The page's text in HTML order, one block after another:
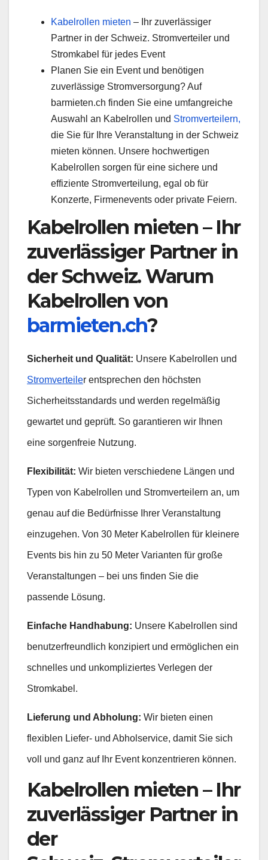
Kabelrollen mieten – Ihr zuverlässiger
Partner in der Schweiz. Stromverteiler und
Stromkabel für jedes Event
Planen Sie ein Event und benötigen
zuverlässige Stromversorgung? Auf
barmieten.ch finden Sie eine umfangreiche
Auswahl an Kabelrollen und Stromverteilern,
die Sie für Ihre Veranstaltung in der Schweiz
mieten können. Unsere hochwertigen
Kabelrollen sorgen für eine sichere und
effiziente Stromverteilung, egal ob für
Konzerte, Firmenevents oder private Feiern.
Kabelrollen mieten – Ihr
zuverlässiger Partner in
der Schweiz. Warum
Kabelrollen von
barmieten.ch?
Sicherheit und Qualität: Unsere Kabelrollen und
Stromverteiler entsprechen den höchsten
Sicherheitsstandards und werden regelmäßig
gewartet und geprüft. So garantieren wir Ihnen
eine sorgenfreie Nutzung.
Flexibilität: Wir bieten verschiedene Längen und
Typen von Kabelrollen und Stromverteilern an, um
genau auf die Bedürfnisse Ihrer Veranstaltung
einzugehen. Von 30 Meter Kabelrollen für kleinere
Events bis hin zu 50 Meter Varianten für große
Veranstaltungen – bei uns finden Sie die
passende Lösung.
Einfache Handhabung: Unsere Kabelrollen sind
benutzerfreundlich konzipiert und ermöglichen ein
schnelles und unkompliziertes Verlegen der
Stromkabel.
Lieferung und Abholung: Wir bieten einen
flexiblen Liefer- und Abholservice, damit Sie sich
voll und ganz auf Ihr Event konzentrieren können.
Kabelrollen mieten – Ihr
zuverlässiger Partner in
der